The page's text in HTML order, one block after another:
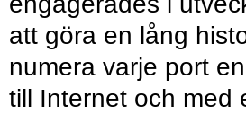
att göra en lång
numera varje port
till Internet och med